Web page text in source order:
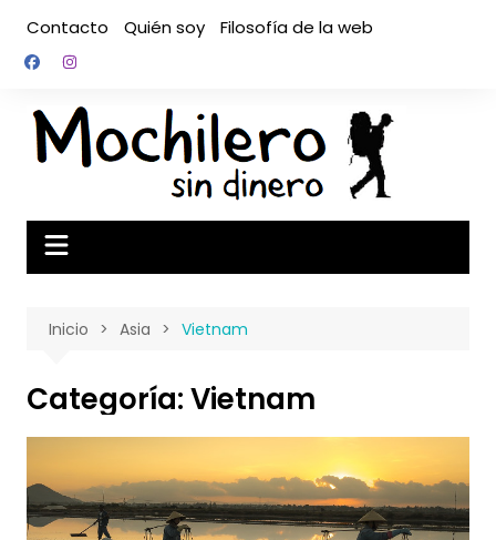
contenido
Contacto Quién soy Filosofía de la web
Inicio Asia Vietnam
Categoría:Vietnam